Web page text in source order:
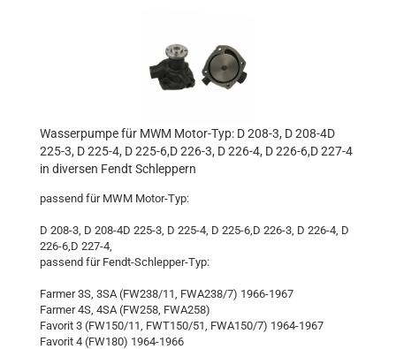
Wasserpumpe für MWM Motor-Typ: D 208-3, D 208-4D
225-3, D 225-4, D 225-6,D 226-3, D 226-4, D 226-6,D 227-4
in diversen Fendt Schleppern
passend für MWM Motor-Typ:
D 208-3, D 208-4D 225-3, D 225-4, D 225-6,D 226-3, D 226-4, D
226-6,D 227-4,
passend für Fendt-Schlepper-Typ:
Farmer 3S, 3SA (FW238/11, FWA238/7) 1966-1967
Farmer 4S, 4SA (FW258, FWA258)
Favorit 3 (FW150/11, FWT150/51, FWA150/7) 1964-1967
Favorit 4 (FW180) 1964-1966